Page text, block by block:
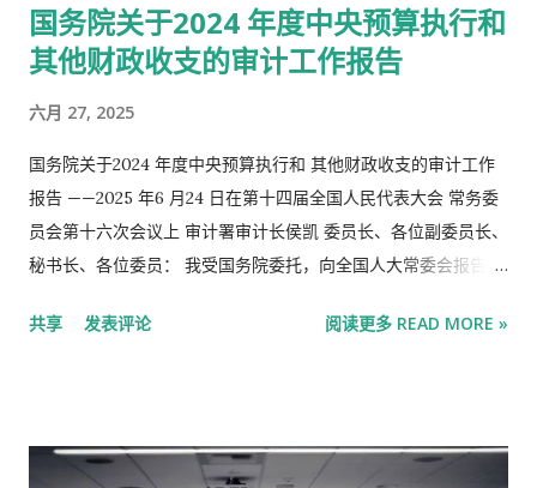
创造更好的未来，”成都应届毕业生、23岁的Zhao Ming说。“但
现在，因为我没有追求同样的成功，他们很担心。我只想过一种
失业率是促成这种文化转变的重要因素。截至2025年4月，中国
16至24岁城镇青年失业率为15.8%，较前几个月略有下降，但仍
意味着就业市场很困难。由于缺少理想的就业机会，许多年轻人
开始重新评估他们的职业抱负与生活目标。 这种经济背景不仅是
将年轻人推出劳动力市场，还在重塑他们与工作之间的关系。 该
新思考职场文化。越来越多的人认识到，“996”模式不光难以持
根据可获得的最新数据，2024年约有41.9万名外国人通过OPT项
目在美国工作。 此举在本质上是为了实现该政府最初通过对外国
H-1B收费计划曾在硅谷引发恐慌。上周，波士顿一家上诉法院裁
定，禁止政府收取该H-1B费用。 尽管官员们最初打算将该费用
适用于所有H-1B签证，但来自科技巨头的普遍反对，促使政府将
范围缩小至寻求来美的外国招聘人员。总体而言，直接通过H-1B
签证赴美的外国人往往受雇于IT和会计师事务所；而科技和金融
年后，将这些员工的学生签证转换为H-1B签证。如此一来，这项
切可用手段，来维护我们合法移民体系的完整性。” 10万美元的
国务院关于2024 年度中央预算执行和
其他财政收支的审计工作报告
六月 27, 2025
国务院关于2024 年度中央预算执行和 其他财政收支的审计工作
报告 ——2025 年6 月24 日在第十四届全国人民代表大会 常务委
员会第十六次会议上 审计署审计长侯凯 委员长、各位副委员长、
秘书长、各位委员： 我受国务院委托，向全国人大常委会报告
2024 年是新中国成立75 周年，是实现“十四五”规划目标任务 的
工作总基调，严格执行十四届全国人大二次会议有关决议，全年
共享 发表评论 阅读更多 READ MORE »